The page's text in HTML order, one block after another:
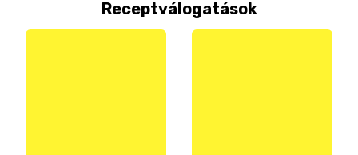
Receptválogatások